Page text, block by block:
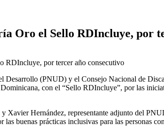
Oro el Sello RDIncluye, por
Desarrollo (PNUD) y el Consejo Nacional de
con el “Sello RDIncluye”, por las
Hernández, representante adjunto del
buenas prácticas inclusivas para las personas